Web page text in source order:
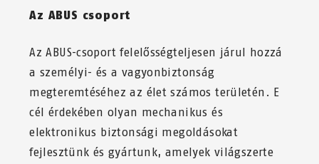
Az ABUS csoport
Az ABUS-csoport felelősségteljesen járul hozzá
a személyi- és a vagyonbiztonság
megteremtéséhez az élet számos területén. E
cél érdekében olyan mechanikus és
elektronikus biztonsági megoldásokat
fejlesztünk és gyártunk, amelyek világszerte